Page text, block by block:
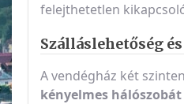
felejthetetlen
Szálláslehetőség
A vendégház két
kényelmes hálószobát